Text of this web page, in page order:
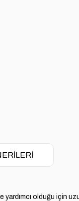
olduğu için